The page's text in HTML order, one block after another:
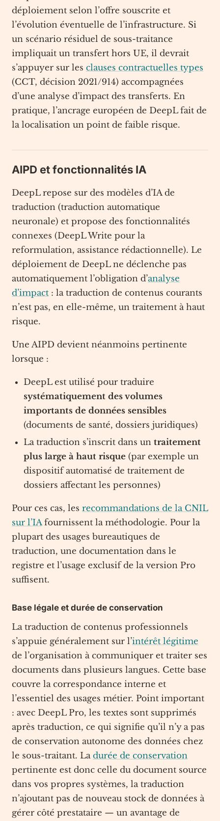
déploiement selon l’offre souscrite et
l’évolution éventuelle de l’infrastructure. Si
un scénario résiduel de sous-traitance
impliquait un transfert hors UE, il devrait
s’appuyer sur les clauses contractuelles types
(CCT, décision 2021/914) accompagnées
d’une analyse d’impact des transferts. En
pratique, l’ancrage européen de DeepL fait de
la localisation un point de faible risque.
AIPD et fonctionnalités IA
DeepL repose sur des modèles d’IA de
traduction (traduction automatique
neuronale) et propose des fonctionnalités
connexes (DeepL Write pour la
reformulation, assistance rédactionnelle). Le
déploiement de DeepL ne déclenche pas
automatiquement l’obligation d’analyse
d’impact : la traduction de contenus courants
n’est pas, en elle-même, un traitement à haut
risque.
Une AIPD devient néanmoins pertinente
lorsque :
DeepL est utilisé pour traduire
systématiquement des volumes
importants de données sensibles
(documents de santé, dossiers juridiques)
La traduction s’inscrit dans un traitement
plus large à haut risque (par exemple un
dispositif automatisé de traitement de
dossiers affectant les personnes)
Pour ces cas, les recommandations de la CNIL
sur l’IAfournissent la méthodologie. Pour la
plupart des usages bureautiques de
traduction, une documentation dans le
registre et l’usage exclusif de la version Pro
suffisent.
Base légale et durée de conservation
La traduction de contenus professionnels
s’appuie généralement sur l’intérêt légitime
de l’organisation à communiquer et traiter ses
documents dans plusieurs langues. Cette base
couvre la correspondance interne et
l’essentiel des usages métier. Point important
: avec DeepL Pro, les textes sont supprimés
après traduction, ce qui signifie qu’il n’y a pas
de conservation autonome des données chez
le sous-traitant. Ladurée de conservation
pertinente est donc celle du document source
dans vos propres systèmes, la traduction
n’ajoutant pas de nouveau stock de données à
gérer côté prestataire — un avantage de